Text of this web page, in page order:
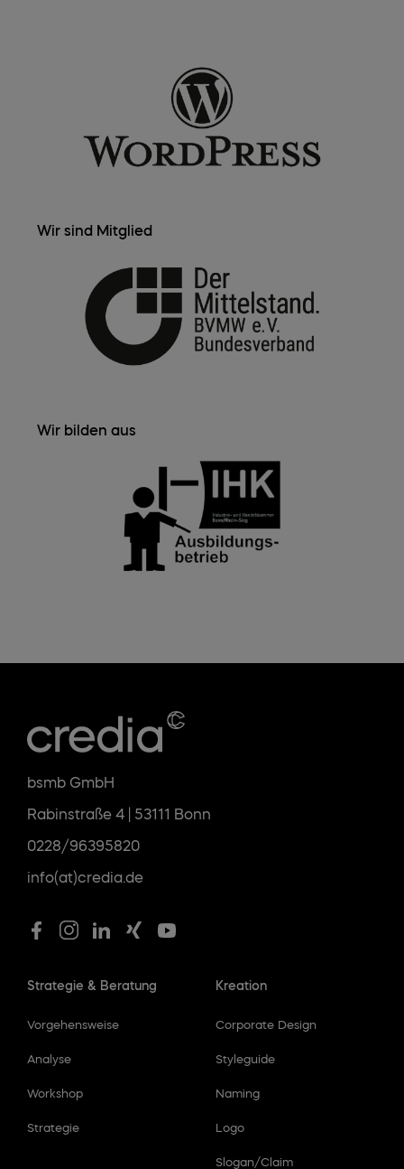
Wir sind Mitglied
Wir bilden aus
bsmb GmbH
Rabinstraße 4 | 53111 Bonn
0228/96395820
info(at)credia.de
Strategie & Beratung
Vorgehensweise
Analyse
Workshop
Strategie
Kreation
Corporate Design
Styleguide
Naming
Logo
Slogan/Claim